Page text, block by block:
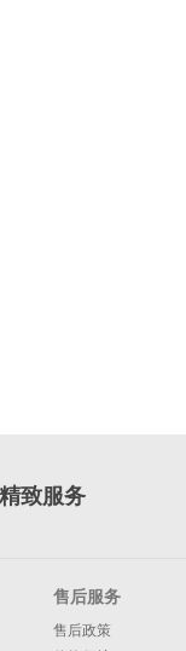
致服务
售后服务
售后政策